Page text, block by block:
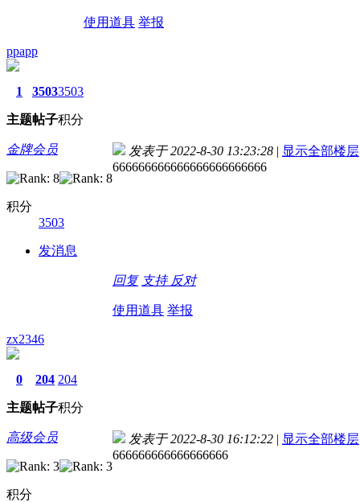
使用道具 举报
ppapp
1
主题
3503
帖子
3503
积分
金牌会员
积分
3503
发消息
发表于 2022-8-30 13:23:28 | 显示全部楼层
666666666666666666666666
回复 支持 反对
使用道具 举报
zx2346
0
主题
204
帖子
204
积分
高级会员
积分
发表于 2022-8-30 16:12:22 | 显示全部楼层
666666666666666666